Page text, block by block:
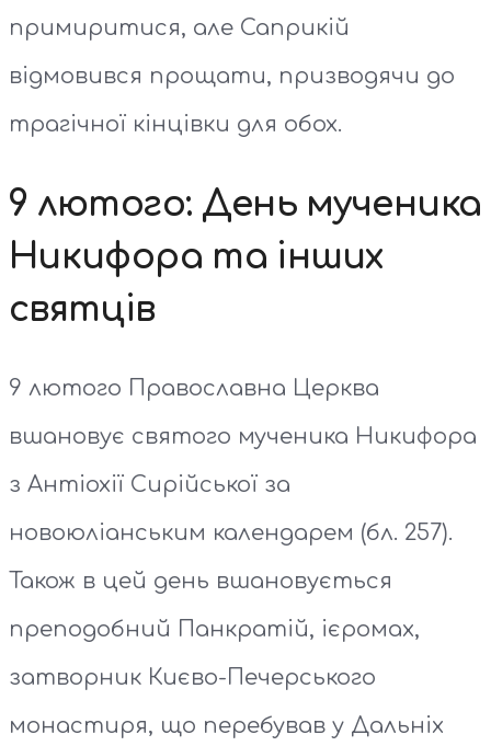
примиритися, але Саприкій
відмовився прощати, призводячи до
трагічної кінцівки для обох.
9 лютого: День мученика
Никифора та інших
святців
9 лютого Православна Церква
вшановує святого мученика Никифора
з Антіохії Сирійської за
новоюліанським календарем (бл. 257).
Також в цей день вшановується
преподобний Панкратій, ієромах,
затворник Києво-Печерського
монастиря, що перебував у Дальніх